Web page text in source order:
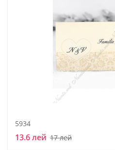
5934
13.6 лей 17 лей